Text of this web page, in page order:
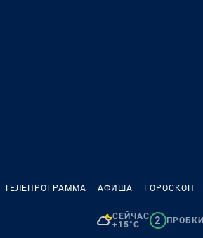
ТЕЛЕПРОГРАММА АФИША ГОРОСКОП
СЕЙЧАС
+15°C
2 ПРОБКИ